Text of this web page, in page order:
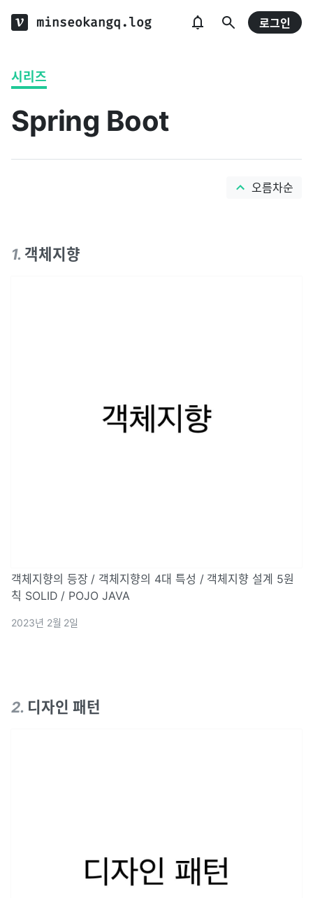
minseokangq.log 로그인
시리즈
Spring Boot
오름차순
1. 객체지향
객체지향의 등장 / 객체지향의 4대 특성 / 객체지향 설계 5원
칙 SOLID / POJO JAVA
2023년 2월 2일
2. 디자인 패턴